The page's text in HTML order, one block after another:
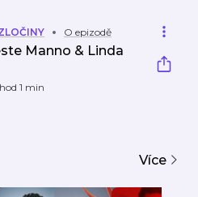
O epizodě
Manno & Linda
1 min
Více